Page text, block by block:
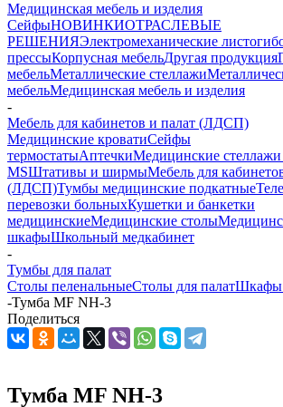
Медицинская мебель и изделия
СейфыНОВИНКИОТРАСЛЕВЫЕ
РЕШЕНИЯЭлектромеханические
прессыКорпусная мебельДругая продукция
мебельМеталлические стеллажи
мебельМедицинская мебель и изделия
-
Мебель для кабинетов и палат (ЛДСП)
Медицинские кроватиСейфы
термостатыАптечкиМедицинские
MSШтативы и ширмыМебель для
(ЛДСП)Тумбы медицинские подкатные
перевозки больныхКушетки и банкетки
медицинскиеМедицинские столы
шкафыШкольный медкабинет
-
Тумбы для палат
Столы пеленальныеСтолы для палатШкафы
-Тумба МF NH-3
Поделиться
Тумба МF NH-3